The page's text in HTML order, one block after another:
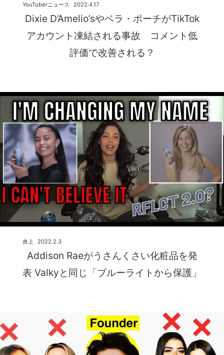
Dixie D’Amelio’sやベラ・ポーチがTikTok
アカウント凍結される事故 コメント低
評価で改善される？
2022.4.17
YouTuberニュース
Addison Raeがうさんくさい化粧品を発
表 Valkyと同じ「ブルーライトから保護」
2022.2.3
炎上